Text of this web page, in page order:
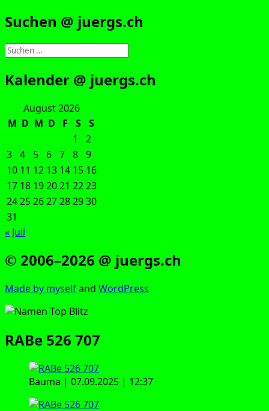
Suchen @ juergs.ch
Suchen
nach:
Kalender @ juergs.ch
August 2026
M D M D F S
S
1
2
3 4 5 6 7 8 9
10 11 12 13 14 15 16
17 18 192021 2223
24252627282930
31
« Juli
© 2006–2026 @ juergs.ch
Made by mys­elfand Word­Press
RABe 526 707
Bau­ma | 07.09.2025 | 12:37